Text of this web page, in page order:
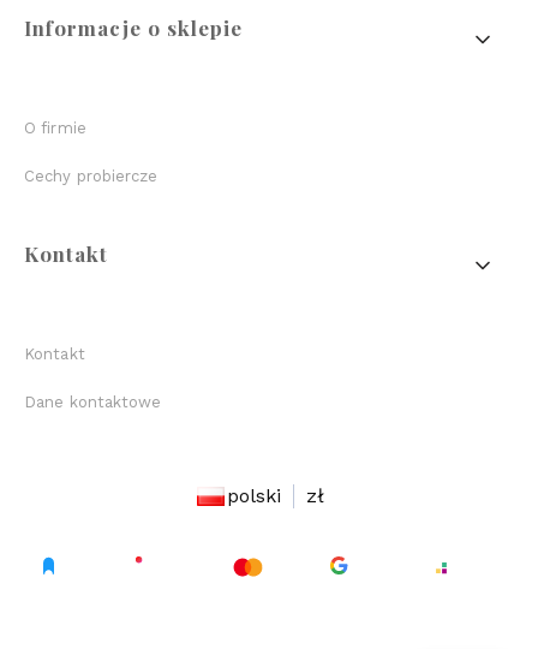
Informacje o sklepie
O firmie
Cechy probiercze
Kontakt
Kontakt
Dane kontaktowe
polski zł